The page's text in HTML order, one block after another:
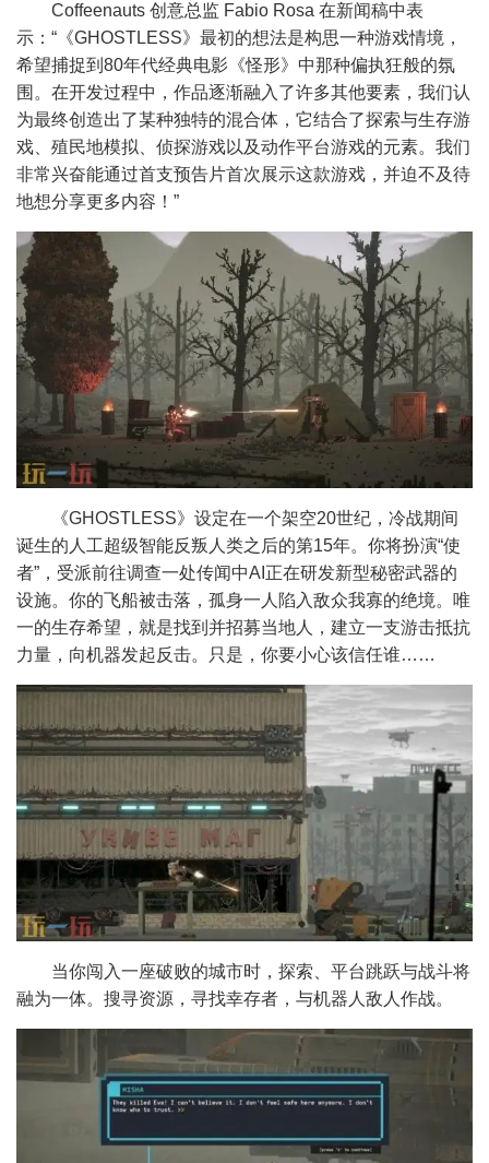
Coffeenauts 创意总监 Fabio Rosa 在新闻稿中表
示：“《GHOSTLESS》最初的想法是构思一种游戏情境，
希望捕捉到80年代经典电影《怪形》中那种偏执狂般的氛
围。在开发过程中，作品逐渐融入了许多其他要素，我们认
为最终创造出了某种独特的混合体，它结合了探索与生存游
戏、殖民地模拟、侦探游戏以及动作平台游戏的元素。我们
非常兴奋能通过首支预告片首次展示这款游戏，并迫不及待
地想分享更多内容！”
《GHOSTLESS》设定在一个架空20世纪，冷战期间
诞生的人工超级智能反叛人类之后的第15年。你将扮演“使
者”，受派前往调查一处传闻中AI正在研发新型秘密武器的
设施。你的飞船被击落，孤身一人陷入敌众我寡的绝境。唯
一的生存希望，就是找到并招募当地人，建立一支游击抵抗
力量，向机器发起反击。只是，你要小心该信任谁……
当你闯入一座破败的城市时，探索、平台跳跃与战斗将
融为一体。搜寻资源，寻找幸存者，与机器人敌人作战。